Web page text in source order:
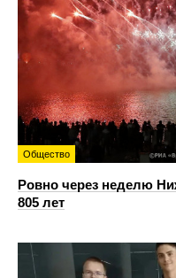
Общество
Ровно через неделю
805 лет